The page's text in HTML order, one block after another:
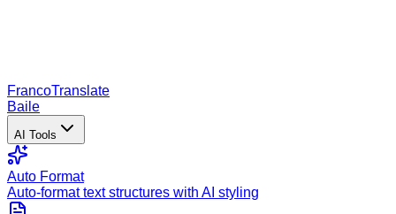
FrancoTranslate
Baile
AI Tools
Auto Format
Auto-format text structures with AI styling